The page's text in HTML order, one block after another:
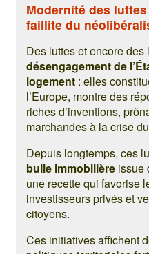
Modernité des
faillite du
Des luttes et encore des
désengagement de
logement : elles
l’Europe, montre des
riches d’inventions,
marchandes à la crise
Depuis longtemps, ces
bulle immobilière issue
une recette qui favorise
investisseurs privés et
citoyens.
Ces initiatives affichent